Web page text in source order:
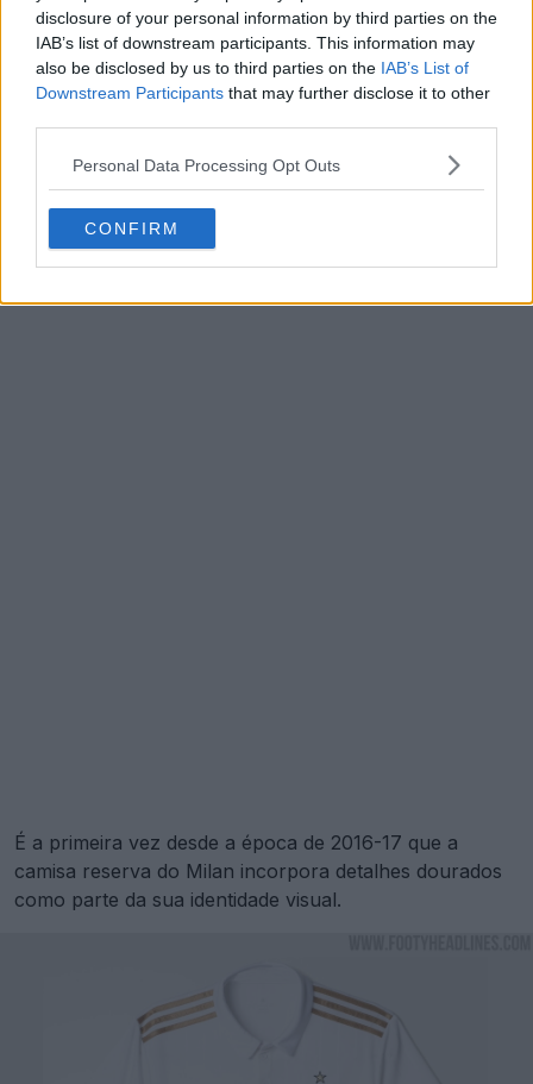
disclosure of your personal information by third parties on the
IAB’s list of downstream participants. This information may
also be disclosed by us to third parties on the IAB’s List of
Downstream Participants that may further disclose it to other
Personal Data Processing Opt Outs
CONFIRM
É a primeira vez desde a época de 2016-17 que a
camisa reserva do Milan incorpora detalhes dourados
como parte da sua identidade visual.